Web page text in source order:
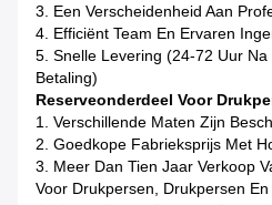
3. Een Verscheidenheid Aan
4. Efficiënt Team En Ervaren
5. Snelle Levering (24-72 Uur
Betaling)
Reserveonderdeel Voor
1. Verschillende Maten Zijn
2. Goedkope Fabrieksprijs Met
3. Meer Dan Tien Jaar Verkoop
Voor Drukpersen, Drukpersen